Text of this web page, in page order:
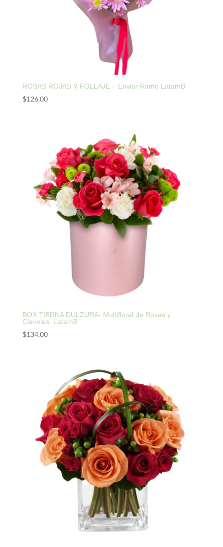
ROSAS ROJAS Y FOLLAJE – Enviar Ramo LatamB
$126,00
BOX TIERNA DULZURA- Multifloral de Rosas y
Claveles. LatamB
$134,00